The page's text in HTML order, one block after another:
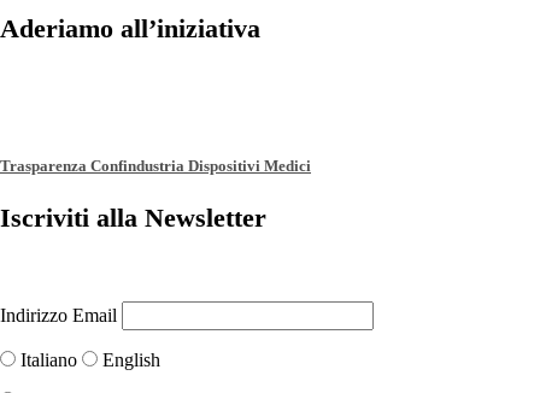
Aderiamo all’iniziativa
Trasparenza Confindustria Dispositivi Medici
Iscriviti alla Newsletter
Indirizzo Email
Italiano English